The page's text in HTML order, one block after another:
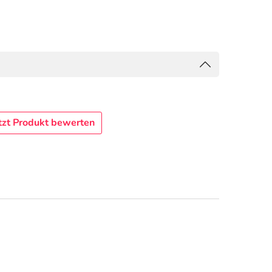
Produkt bewerten